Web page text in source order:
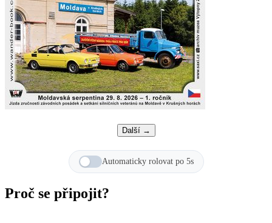
Další →
Automaticky rolovat po 5s
Proč se připojit?